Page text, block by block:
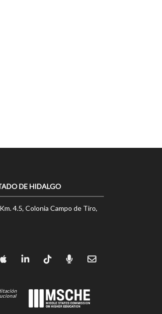
DE HIDALGO
4.5, Colonia Campo de Tiro,